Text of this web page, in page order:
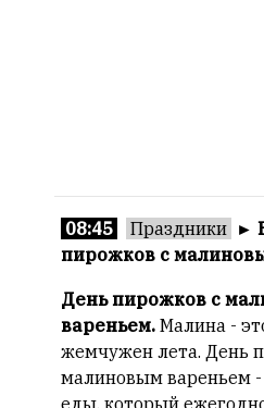
08:45 Праздники ►
пирожков с
День пирожков с
вареньем. Малина -
жемчужен лета. День
малиновым вареньем -
еды, который